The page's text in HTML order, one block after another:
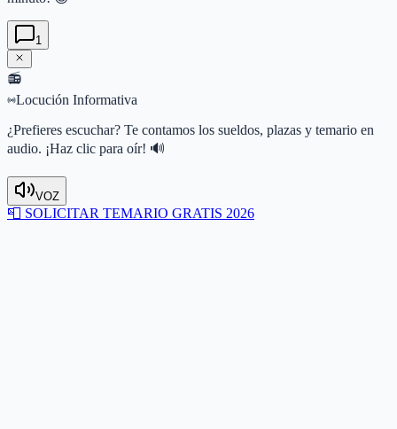
1
📻
Locución Informativa
¿Prefieres escuchar? Te contamos los sueldos, plazas y temario en
audio. ¡Haz clic para oír! 🔊
VOZ
📮 SOLICITAR TEMARIO GRATIS 2026